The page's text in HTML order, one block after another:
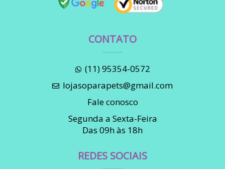
CONTATO
(11) 95354-0572
lojasoparapets@gmail.com
Fale conosco
Segunda a Sexta-Feira
Das 09h às 18h
REDES SOCIAIS